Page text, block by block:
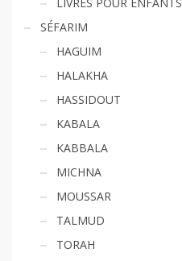
SÉFARIM
HAGUIM
HALAKHA
HASSIDOUT
KABALA
KABBALA
MICHNA
MOUSSAR
TALMUD
TORAH